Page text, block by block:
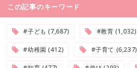
この記事のキーワード
#子ども (7,687) #教育 (1,032)
#幼稚園 (412) #子育て (6,237)